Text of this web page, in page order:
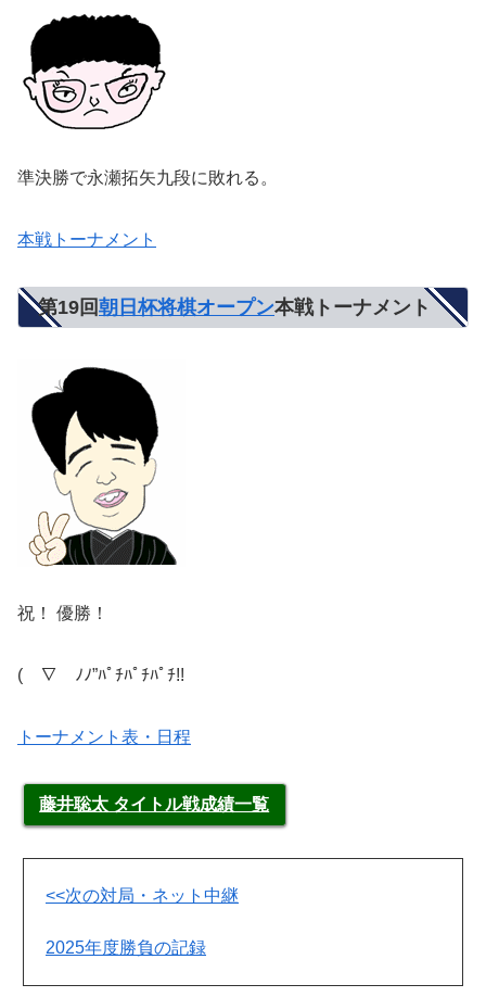
準決勝で永瀬拓矢九段に敗れる。
本戦トーナメント
第19回朝日杯将棋オープン本戦トーナメント
祝！ 優勝！
(￣∇￣ﾉﾉ”ﾊﾟﾁﾊﾟﾁﾊﾟﾁ!!
トーナメント表・日程
藤井聡太 タイトル戦成績一覧
<<次の対局・ネット中継
2025年度勝負の記録